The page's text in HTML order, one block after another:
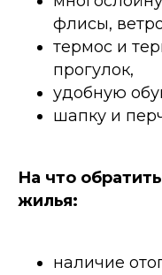
флисы,
термос и
прогулок,
удобную
шапку и
На что
жилья:
наличие